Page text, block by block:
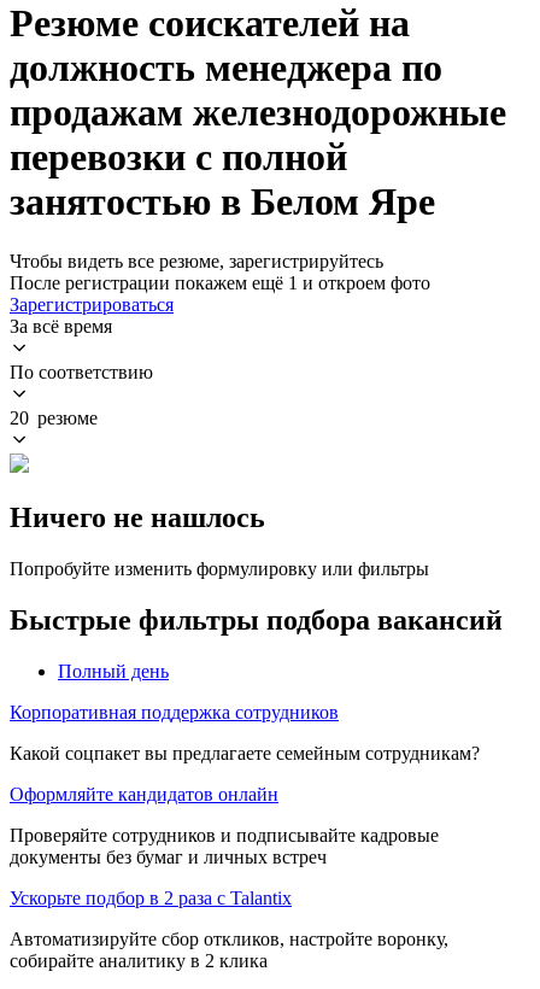
Резюме соискателей на
должность менеджера по
продажам железнодорожные
перевозки с полной
занятостью в Белом Яре
Чтобы видеть все резюме, зарегистрируйтесь
После регистрации покажем ещё 1 и откроем фото
Зарегистрироваться
За всё время
По соответствию
20 резюме
Ничего не нашлось
Попробуйте изменить формулировку или фильтры
Быстрые фильтры подбора вакансий
Полный день
Корпоративная поддержка сотрудников
Какой соцпакет вы предлагаете семейным сотрудникам?
Оформляйте кандидатов онлайн
Проверяйте сотрудников и подписывайте кадровые
документы без бумаг и личных встреч
Ускорьте подбор в 2 раза с Talantix
Автоматизируйте сбор откликов, настройте воронку,
собирайте аналитику в 2 клика